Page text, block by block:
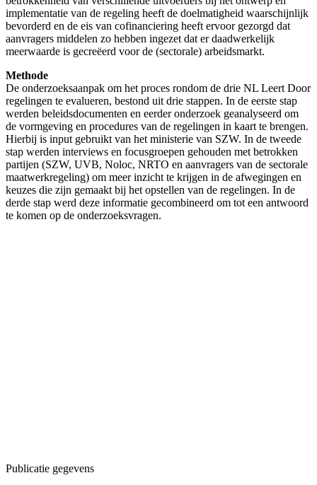
implementatie van de regeling heeft de doelmatigheid waarschijnlijk
bevorderd en de eis van cofinanciering heeft ervoor gezorgd dat
aanvragers middelen zo hebben ingezet dat er daadwerkelijk
meerwaarde is gecreëerd voor de (sectorale) arbeidsmarkt.
Methode
De onderzoeksaanpak om het proces rondom de drie NL Leert Door
regelingen te evalueren, bestond uit drie stappen. In de eerste stap
werden beleidsdocumenten en eerder onderzoek geanalyseerd om
de vormgeving en procedures van de regelingen in kaart te brengen.
Hierbij is input gebruikt van het ministerie van SZW. In de tweede
stap werden interviews en focusgroepen gehouden met betrokken
partijen (SZW, UVB, Noloc, NRTO en aanvragers van de sectorale
maatwerkregeling) om meer inzicht te krijgen in de afwegingen en
keuzes die zijn gemaakt bij het opstellen van de regelingen. In de
derde stap werd deze informatie gecombineerd om tot een antwoord
te komen op de onderzoeksvragen.
Publicatie gegevens